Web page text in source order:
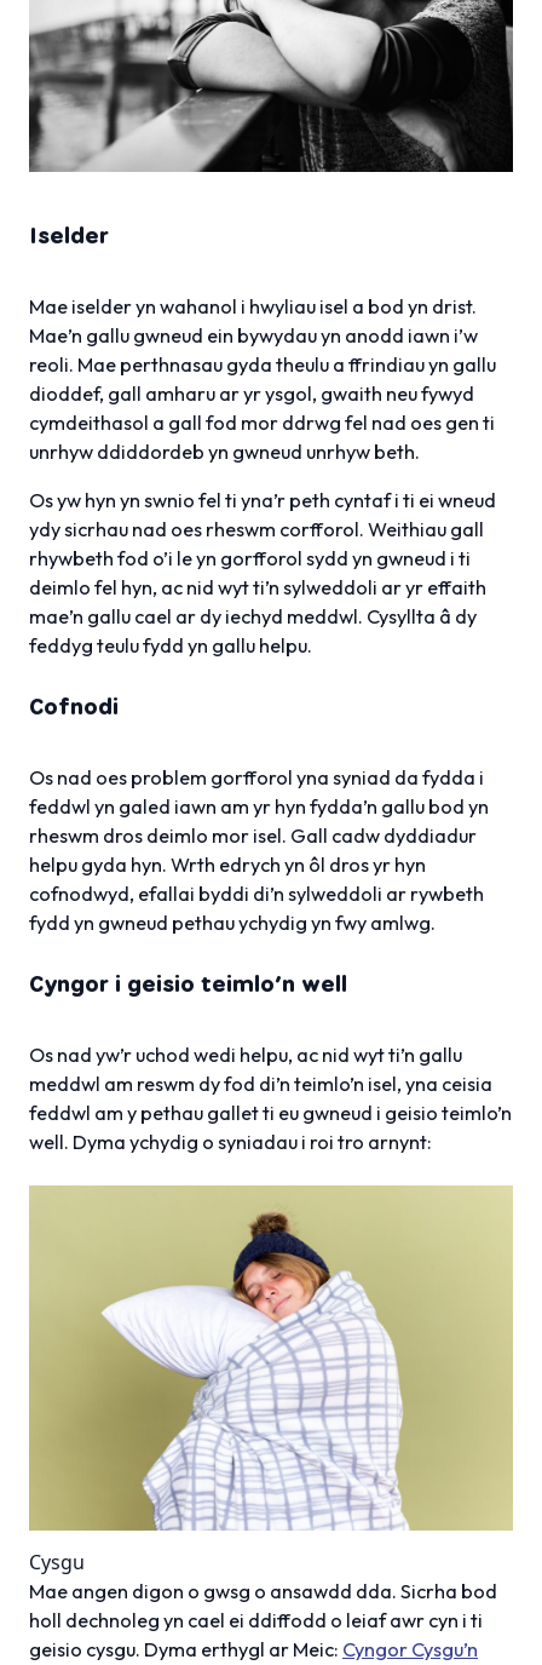
Iselder
Mae iselder yn wahanol i hwyliau isel a bod yn drist.
Mae’n gallu gwneud ein bywydau yn anodd iawn i’w
reoli. Mae perthnasau gyda theulu a ffrindiau yn gallu
dioddef, gall amharu ar yr ysgol, gwaith neu fywyd
cymdeithasol a gall fod mor ddrwg fel nad oes gen ti
unrhyw ddiddordeb yn gwneud unrhyw beth.
Os yw hyn yn swnio fel ti yna’r peth cyntaf i ti ei wneud
ydy sicrhau nad oes rheswm corfforol. Weithiau gall
rhywbeth fod o’i le yn gorfforol sydd yn gwneud i ti
deimlo fel hyn, ac nid wyt ti’n sylweddoli ar yr effaith
mae’n gallu cael ar dy iechyd meddwl. Cysyllta â dy
feddyg teulu fydd yn gallu helpu.
Cofnodi
Os nad oes problem gorfforol yna syniad da fydda i
feddwl yn galed iawn am yr hyn fydda’n gallu bod yn
rheswm dros deimlo mor isel. Gall cadw dyddiadur
helpu gyda hyn. Wrth edrych yn ôl dros yr hyn
cofnodwyd, efallai byddi di’n sylweddoli ar rywbeth
fydd yn gwneud pethau ychydig yn fwy amlwg.
Cyngor i geisio teimlo’n well
Os nad yw’r uchod wedi helpu, ac nid wyt ti’n gallu
meddwl am reswm dy fod di’n teimlo’n isel, yna ceisia
feddwl am y pethau gallet ti eu gwneud i geisio teimlo’n
well. Dyma ychydig o syniadau i roi tro arnynt:
Cysgu
Mae angen digon o gwsg o ansawdd dda. Sicrha bod
holl dechnoleg yn cael ei ddiffodd o leiaf awr cyn i ti
geisio cysgu. Dyma erthygl ar Meic: Cyngor Cysgu’n